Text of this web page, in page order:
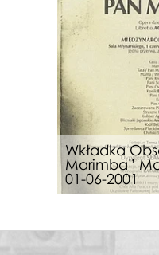
Wkładka
Marimba”
01-06-2001